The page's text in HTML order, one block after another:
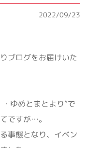
2022/09/23
ブログをお届けいた
ゆめとまとより”で
ですが…。
事態となり、イベン